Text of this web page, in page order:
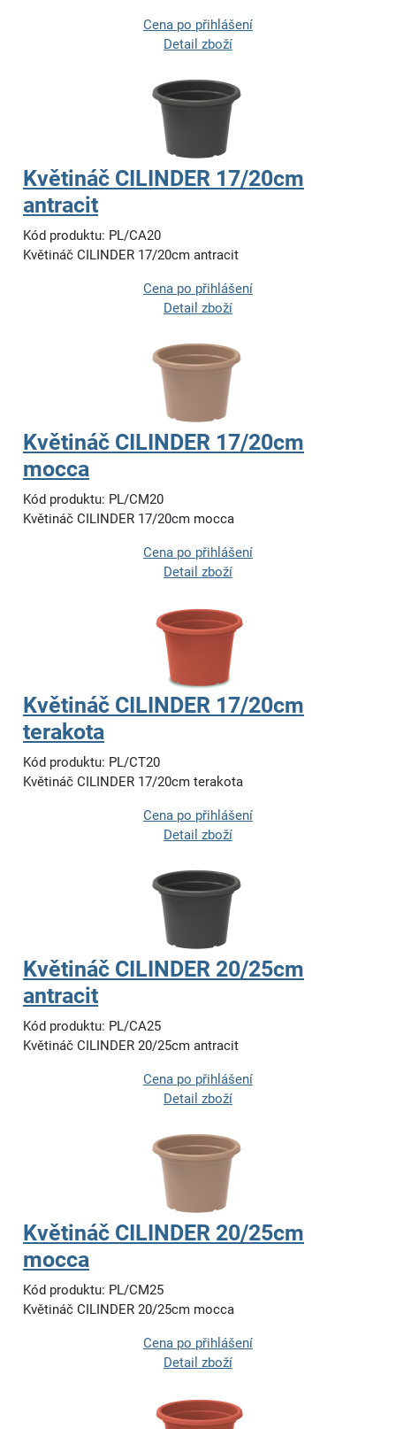
Cena po přihlášení
Detail zboží
Květináč CILINDER 17/20cm
antracit
Kód produktu: PL/CA20
Květináč CILINDER 17/20cm antracit
Cena po přihlášení
Detail zboží
Květináč CILINDER 17/20cm
mocca
Kód produktu: PL/CM20
Květináč CILINDER 17/20cm mocca
Cena po přihlášení
Detail zboží
Květináč CILINDER 17/20cm
terakota
Kód produktu: PL/CT20
Květináč CILINDER 17/20cm terakota
Cena po přihlášení
Detail zboží
Květináč CILINDER 20/25cm
antracit
Kód produktu: PL/CA25
Květináč CILINDER 20/25cm antracit
Cena po přihlášení
Detail zboží
Květináč CILINDER 20/25cm
mocca
Kód produktu: PL/CM25
Květináč CILINDER 20/25cm mocca
Cena po přihlášení
Detail zboží